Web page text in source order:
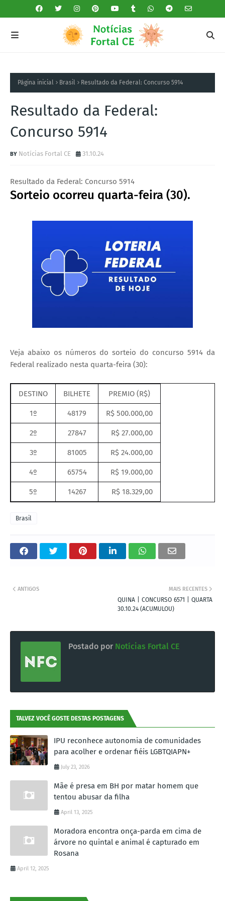
Página inicial Brasil Resultado da Federal: Concurso 5914
Resultado da Federal:
Concurso 5914
Notícias Fortal CE 31.10.24
Resultado da Federal: Concurso 5914
Sorteio ocorreu quarta-feira (30).
Veja abaixo os números do sorteio do concurso 5914 da
Federal realizado nesta quarta-feira (30):
DESTINO BILHETE PREMIO (R$)
1º 48179 R$ 500.000,00
2º 27847 R$ 27.000,00
3º 81005 R$ 24.000,00
4º 65754 R$ 19.000,00
5º 14267 R$ 18.329,00
Brasil
MAIS RECENTES
QUINA | CONCURSO 6571 | QUARTA
30.10.24 (ACUMULOU)
ANTIGOS
Postado por Notícias Fortal CE
TALVEZ VOCÊ GOSTE DESTAS POSTAGENS
IPU reconhece autonomia de comunidades
para acolher e ordenar fiéis LGBTQIAPN+
July 23, 2026
Mãe é presa em BH por matar homem que
tentou abusar da filha
April 13, 2025
Moradora encontra onça-parda em cima de
árvore no quintal e animal é capturado em
Rosana
April 12, 2025